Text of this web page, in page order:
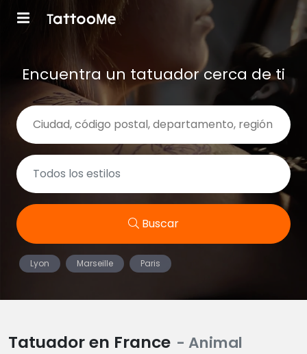
Encuentra un tatuador cerca de ti
Buscar
Lyon Marseille Paris
Tatuador en France - Animal